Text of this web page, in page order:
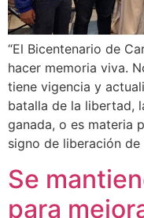
“El Bicentenario de
hacer memoria viva.
tiene vigencia y
batalla de la libertad,
ganada, o es materia
signo de liberación
Se
para